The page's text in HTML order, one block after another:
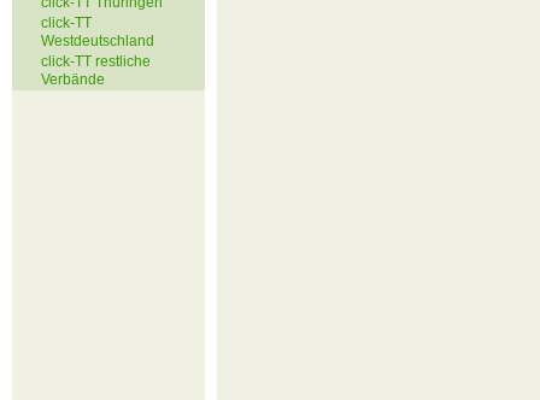
click-TT
Westdeutschland
click-TT restliche
Verbände